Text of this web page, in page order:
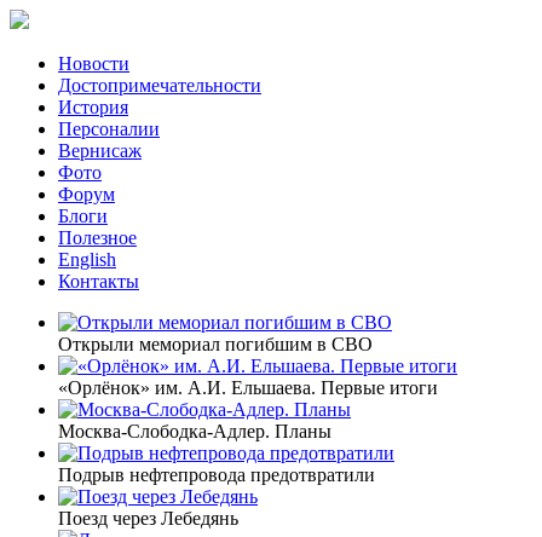
Новости
Достопримечательности
История
Персоналии
Вернисаж
Фото
Форум
Блоги
Полезное
English
Контакты
Открыли мемориал погибшим в СВО
«Орлёнок» им. А.И. Ельшаева. Первые итоги
Москва-Слободка-Адлер. Планы
Подрыв нефтепровода предотвратили
Поезд через Лебедянь